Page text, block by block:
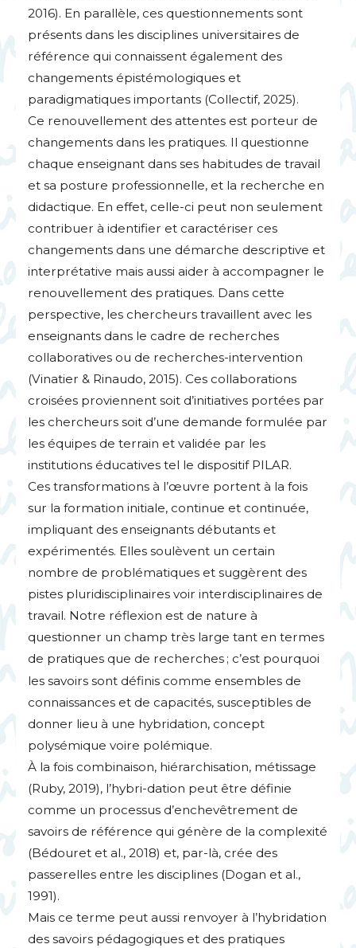
2016). En parallèle, ces questionnements sont
présents dans les disciplines universitaires de
référence qui connaissent également des
changements épistémologiques et
paradigmatiques importants (Collectif, 2025).
Ce renouvellement des attentes est porteur de
changements dans les pratiques. Il questionne
chaque enseignant dans ses habitudes de travail
et sa posture professionnelle, et la recherche en
didactique. En effet, celle-ci peut non seulement
contribuer à identifier et caractériser ces
changements dans une démarche descriptive et
interprétative mais aussi aider à accompagner le
renouvellement des pratiques. Dans cette
perspective, les chercheurs travaillent avec les
enseignants dans le cadre de recherches
collaboratives ou de recherches-intervention
(Vinatier & Rinaudo, 2015). Ces collaborations
croisées proviennent soit d’initiatives portées par
les chercheurs soit d’une demande formulée par
les équipes de terrain et validée par les
institutions éducatives tel le dispositif PILAR.
Ces transformations à l’œuvre portent à la fois
sur la formation initiale, continue et continuée,
impliquant des enseignants débutants et
expérimentés. Elles soulèvent un certain
nombre de problématiques et suggèrent des
pistes pluridisciplinaires voir interdisciplinaires de
travail. Notre réflexion est de nature à
questionner un champ très large tant en termes
de pratiques que de recherches ; c’est pourquoi
les savoirs sont définis comme ensembles de
connaissances et de capacités, susceptibles de
donner lieu à une hybridation, concept
polysémique voire polémique.
À la fois combinaison, hiérarchisation, métissage
(Ruby, 2019), l’hybri-dation peut être définie
comme un processus d’enchevêtrement de
savoirs de référence qui génère de la complexité
(Bédouret et al., 2018) et, par-là, crée des
passerelles entre les disciplines (Dogan et al.,
1991).
Mais ce terme peut aussi renvoyer à l’hybridation
des savoirs pédagogiques et des pratiques